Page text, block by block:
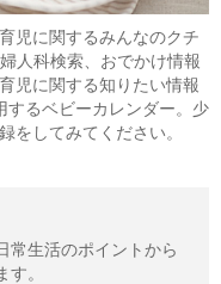
児に関するみんなのクチ
人科検索、おでかけ情報
児に関する知りたい情報
するベビーカレンダー。少
をしてみてください。
常生活のポイントから
。